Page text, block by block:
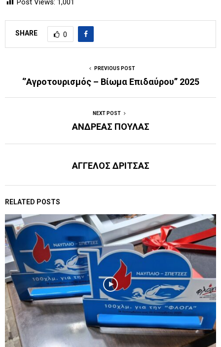
Post Views: 1,001
SHARE 0
PREVIOUS POST
‘’Αγροτουρισμός – Βίωμα Επιδαύρου’’ 2025
NEXT POST
ANΔΡΕΑΣ ΠΟΥΛΑΣ
ΑΓΓΕΛΟΣ ΔΡΙΤΣΑΣ
RELATED POSTS